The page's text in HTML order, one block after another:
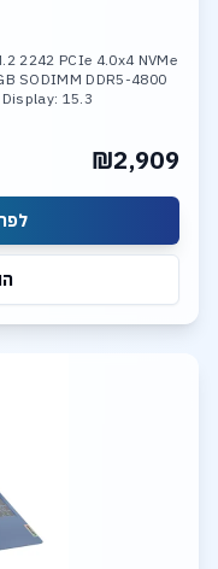
2242 PCIe 4.0x4 NVMe
SODIMM DDR5-4800
15.3
₪2,909